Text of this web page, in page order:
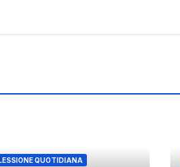
QUOTIDIANA